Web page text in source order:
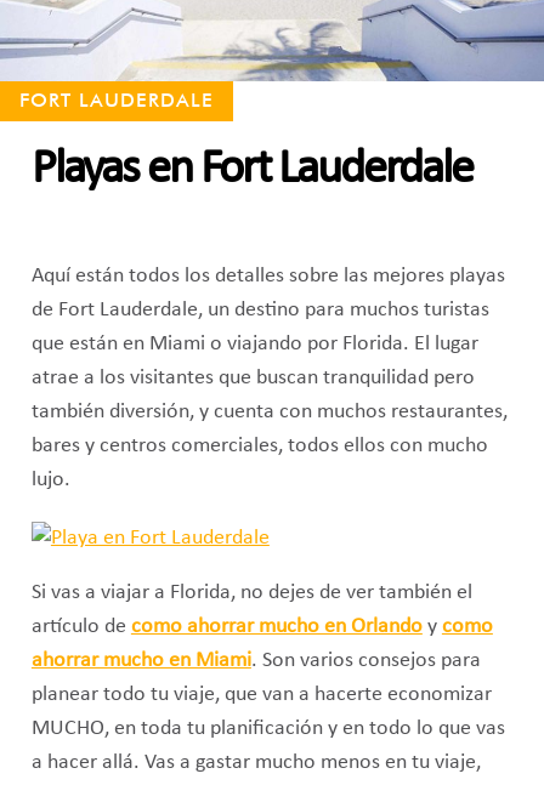
FORT LAUDERDALE
Playas en Fort Lauderdale
Aquí están todos los detalles sobre las mejores playas
de Fort Lauderdale, un destino para muchos turistas
que están en Miami o viajando por Florida. El lugar
atrae a los visitantes que buscan tranquilidad pero
también diversión, y cuenta con muchos restaurantes,
bares y centros comerciales, todos ellos con mucho
lujo.
Si vas a viajar a Florida, no dejes de ver también el
artículo de como ahorrar mucho en Orlandoy como
ahorrar mucho en Miami. Son varios consejos para
planear todo tu viaje, que van a hacerte economizar
MUCHO, en toda tu planificación y en todo lo que vas
a hacer allá. Vas a gastar mucho menos en tu viaje,